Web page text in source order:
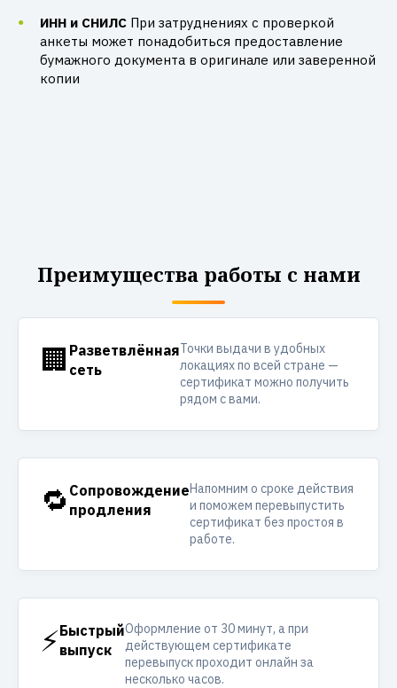
ИНН и СНИЛС При затруднениях с проверкой
анкеты может понадобиться предоставление
бумажного документа в оригинале или заверенной
копии
Преимущества работы с нами
🏢 Разветвлённая
сеть
Точки выдачи в удобных
локациях по всей стране —
сертификат можно получить
рядом с вами.
🔁 Сопровождение
продления
Напомним о сроке действия
и поможем перевыпустить
сертификат без простоя в
работе.
⚡Быстрый
выпуск
Оформление от 30 минут, а при
действующем сертификате
перевыпуск проходит онлайн за
несколько часов.